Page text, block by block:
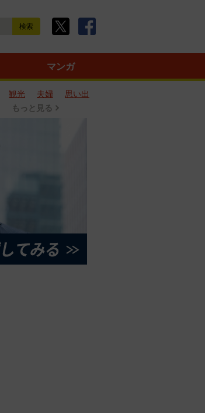
マンガ
観光 夫婦
思い出
もっと見る